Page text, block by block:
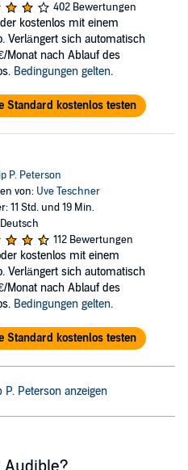
402 Bewertungen
kostenlos mit einem
Verlängert sich automatisch
Monat nach Ablauf des
Bedingungen gelten.
Standard kostenlos testen
P. Peterson
von: Uve Teschner
11 Std. und 19 Min.
112 Bewertungen
kostenlos mit einem
Verlängert sich automatisch
Monat nach Ablauf des
Bedingungen gelten.
Standard kostenlos testen
Peterson anzeigen